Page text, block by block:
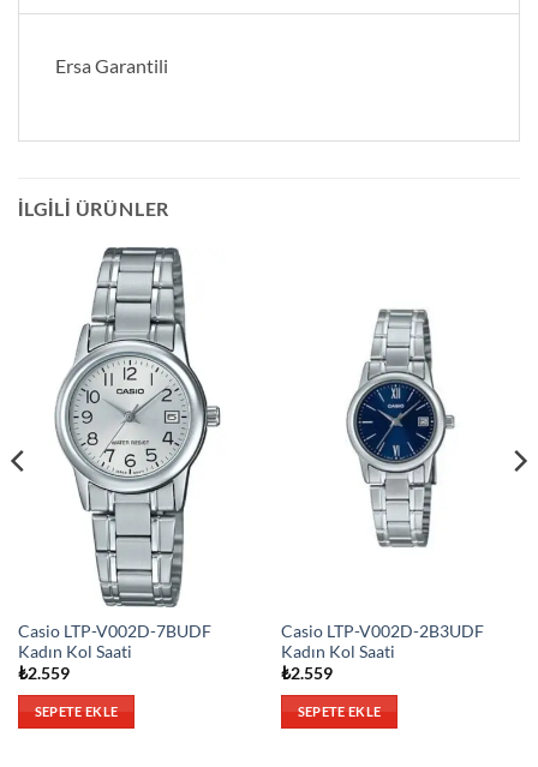
Ersa Garantili
İLGILI ÜRÜNLER
Casio LTP-V002D-7BUDF
Kadın Kol Saati
₺2.559
SEPETE EKLE
Casio LTP-V002D-2B3UDF
Kadın Kol Saati
₺2.559
SEPETE EKLE